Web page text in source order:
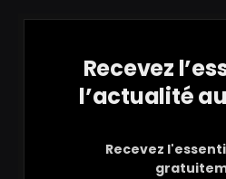
Recevez
l’actualité
Recevez